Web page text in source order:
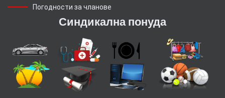
Погодности за чланове
Синдикална понуда